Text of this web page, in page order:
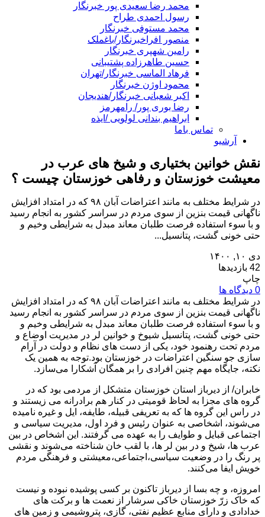
محمد رضا سعیدی پور خبرنگار
رسول احمدی طراح
محمد مستوفی خبرنگار
منصور افراخبرنگار/باغملک
رامین شهپری خبرنگار
حسین طاهرزاده پشتیبانی
فرهاد الماسی خبرنگار/تهران
محمود اوژن خبرنگار
اکبر شعبانی خبرنگار/هندیجان
رضا بوری پور/ رامهرمز
ابراهیم بندانی لولویی /ایذه
تماس باما
آرشیو
نقش خوانین بختیاری و شیخ های عرب در
معیشت خوزستان و رفاهی خوزستان چیست ؟
در شرایط مختلف به مانند اعتراضات آبان ۹۸ که در امتداد افزایش
ناگهانی قیمت بنزین از سوی مردم در سراسر کشور به انجام رسید
و با سوء استفاده فرصت طلبان معاند مبدل به شرایطی وخیم و
حتی خونی گشت، پتانسیل...
دی ۱۰, ۱۴۰۰
42 بازدیدها
چاپ
0 دیدگاه ها
در شرایط مختلف به مانند اعتراضات آبان ۹۸ که در امتداد افزایش
ناگهانی قیمت بنزین از سوی مردم در سراسر کشور به انجام رسید
و با سوء استفاده فرصت طلبان معاند مبدل به شرایطی وخیم و
حتی خونی گشت، پتانسیل شیوخ و خوانین لر در مدیریت اوضاع و
مردم تحت رهنمود خود، یکی از دست های نظام و دولت در آرام
سازی جو سنگین اعتراضات در خوزستان بود.توجه به همین یک
نکته، جایگاه مهم چنین افرادی را بر همگان آشکارا می‌سازد.
خابران/ از دیرباز استان خوزستان متشکل از مردمی بود که در
گروه های مجزا به لحاظ قومیتی در کنار هم برادرانه می زیستند و
در راس این گروه ها که به تعریفی قبیله، طایفه، ایل و غیره نامیده
می‌شوند، اشخاصی به عنوان رئیس و فرد اول، مدیریت سیاسی و
اجتماعی قبایل و طوایف را به عهده می گرفتند. این اشخاص در بین
عرب ها، شیخ و در بین لر ها، با لقب خان شناخته می‌شوند و نقشی
پر رنگ را در وضعیت سیاسی،اجتماعی،معیشتی و فرهنگی مردم
خویش ایفا می‌کنند.
امروزه، و چه بسا از دیرباز تاکنون بر کسی پوشیده نبوده و نیست
که خاک زرّ خوزستان خاکی سرشار از نعمت ها و برکت های
خدادادی و دارای منابع عظیم نفتی، گازی، پتروشیمی و زمین های